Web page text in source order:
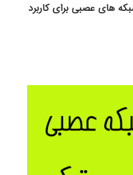
های عصبی برای کاربرد